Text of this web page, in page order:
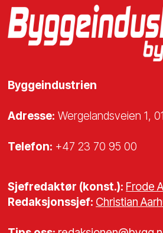
Byggeindustrien
Adresse: Wergelandsveien 1,
Telefon: +47 23 70 95 00
Sjefredaktør (konst.): Frode
Redaksjonssjef: Christian